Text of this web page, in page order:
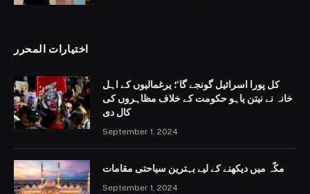
اختيارات المحرر
کل پورا اسرائیل گونجے گا‘؛ یرغمالیوں کے اہل
خانہ نے نیتن یاہو حکومت کے خلاف مظاہروں کی
کال دی
September 1, 2024
مکّہ میں دیکھنے کے لیے بہترین سیاحتی مقامات
September 1, 2024